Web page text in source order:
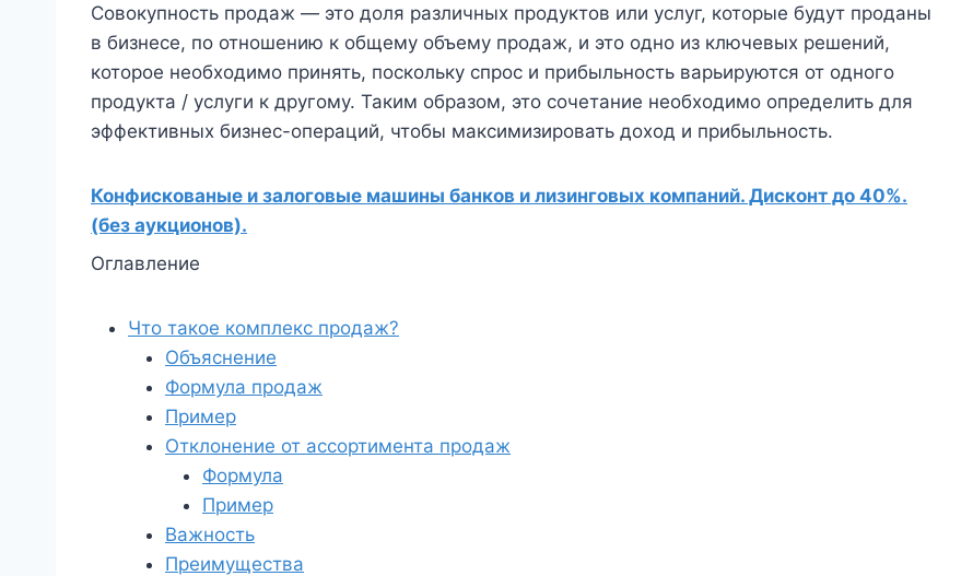
Совокупность продаж — это доля различных продуктов или услуг, которые будут проданы
в бизнесе, по отношению к общему объему продаж, и это одно из ключевых решений,
которое необходимо принять, поскольку спрос и прибыльность варьируются от одного
продукта / услуги к другому. Таким образом, это сочетание необходимо определить для
эффективных бизнес-операций, чтобы максимизировать доход и прибыльность.
Конфискованые и залоговые машины банков и лизинговых компаний. Дисконт до 40%.
(без аукционов).
Оглавление
Что такое комплекс продаж?
Объяснение
Формула продаж
Пример
Отклонение от ассортимента продаж
Формула
Пример
Важность
Преимущества